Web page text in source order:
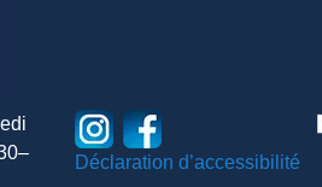
Déclaration d’accessibilité